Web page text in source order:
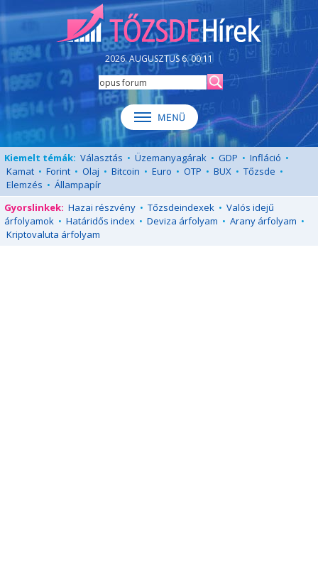
2026. AUGUSZTUS 6. 00:11
Kiemelt témák: Választás • Üzemanyagárak • GDP • Infláció •
Kamat • Forint • Olaj • Bitcoin • Euro • OTP • BUX • Tőzsde •
Elemzés • Állampapír
Gyorslinkek: Hazai részvény • Tőzsdeindexek • Valós idejű
árfolyamok • Határidős index • Deviza árfolyam • Arany árfolyam •
Kriptovaluta árfolyam